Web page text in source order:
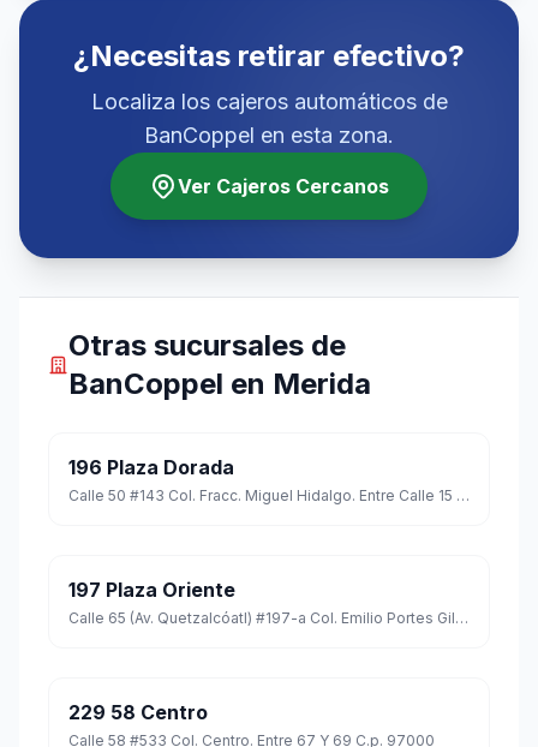
¿Necesitas retirar efectivo?
Localiza los cajeros automáticos de
BanCoppel en esta zona.
Ver Cajeros Cercanos
Otras sucursales de
BanCoppel en Merida
196 Plaza Dorada
Calle 50 #143 Col. Fracc. Miguel Hidalgo. Entre Calle 15 Y Calle 19 C.p. 97229
197 Plaza Oriente
Calle 65 (Av. Quetzalcóatl) #197-a Col. Emilio Portes Gil. Esq. Con Circuito Colonias C.p. 97167
229 58 Centro
Calle 58 #533 Col. Centro. Entre 67 Y 69 C.p. 97000